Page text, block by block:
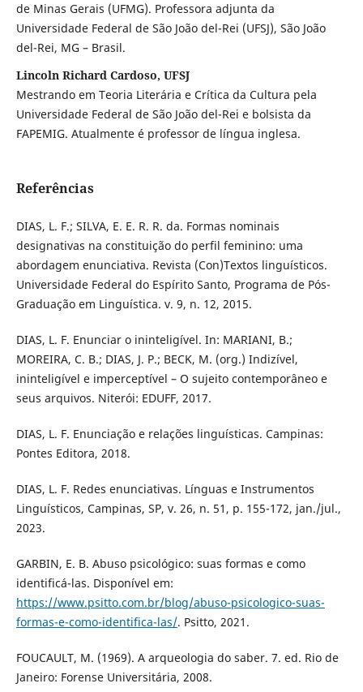
de Minas Gerais (UFMG). Professora adjunta da
Universidade Federal de São João del-Rei (UFSJ), São João
del-Rei, MG – Brasil.
Lincoln Richard Cardoso, UFSJ
Mestrando em Teoria Literária e Crítica da Cultura pela
Universidade Federal de São João del-Rei e bolsista da
FAPEMIG. Atualmente é professor de língua inglesa.
Referências
DIAS, L. F.; SILVA, E. E. R. R. da. Formas nominais
designativas na constituição do perfil feminino: uma
abordagem enunciativa. Revista (Con)Textos linguísticos.
Universidade Federal do Espírito Santo, Programa de Pós-
Graduação em Linguística. v. 9, n. 12, 2015.
DIAS, L. F. Enunciar o ininteligível. In: MARIANI, B.;
MOREIRA, C. B.; DIAS, J. P.; BECK, M. (org.) Indizível,
ininteligível e imperceptível – O sujeito contemporâneo e
seus arquivos. Niterói: EDUFF, 2017.
DIAS, L. F. Enunciação e relações linguísticas. Campinas:
Pontes Editora, 2018.
DIAS, L. F. Redes enunciativas. Línguas e Instrumentos
Linguísticos, Campinas, SP, v. 26, n. 51, p. 155-172, jan./jul.,
2023.
GARBIN, E. B. Abuso psicológico: suas formas e como
identificá-las. Disponível em:
https://www.psitto.com.br/blog/abuso-psicologico-suas-
formas-e-como-identifica-las/. Psitto, 2021.
FOUCAULT, M. (1969). A arqueologia do saber. 7. ed. Rio de
Janeiro: Forense Universitária, 2008.